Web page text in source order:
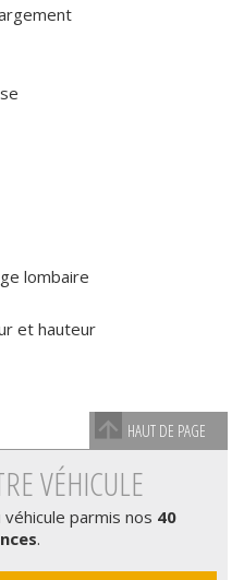
lombaire
et hauteur
HAUT DE PAGE
VÉHICULE
parmis nos 40
.